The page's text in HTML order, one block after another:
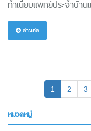
ทำเนียบแพทย์ประจำบ้า
อ่านต่อ
1 (current)
2 3
หมวดหมู่